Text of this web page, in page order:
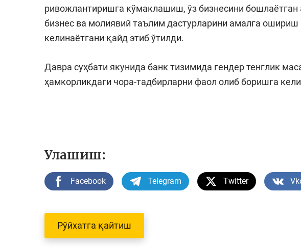
ривожлантиришга кўмаклашиш, ўз бизнесини бошлаётган
бизнес ва молиявий таълим дастурларини амалга ошириш
келинаётгани қайд этиб ўтилди.
Давра суҳбати якунида банк тизимида гендер тенглик
ҳамкорликдаги чора-тадбирларни фаол олиб боришга
Улашиш:
Facebook Telegram Twitter
Рўйхатга қайтиш